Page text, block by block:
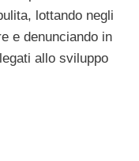
lottando negli
e denunciando in
allo sviluppo